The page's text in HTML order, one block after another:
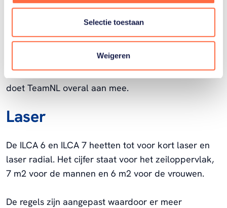
Selectie toestaan
Weigeren
ILCA 6 (v), ILCA 7 (m),49erFX(v),49er
(iQfoil, m/v), kitesurfen (Formula Kite, m/v), Nacra 17
Behalve in de 470 en de Formula Kite voor mannen
doet TeamNL overal aan mee.
Laser
De ILCA 6 en ILCA 7 heetten tot voor kort laser en
laser radial. Het cijfer staat voor het zeiloppervlak,
7 m2 voor de mannen en 6 m2 voor de vrouwen.
De regels zijn aangepast waardoor er meer